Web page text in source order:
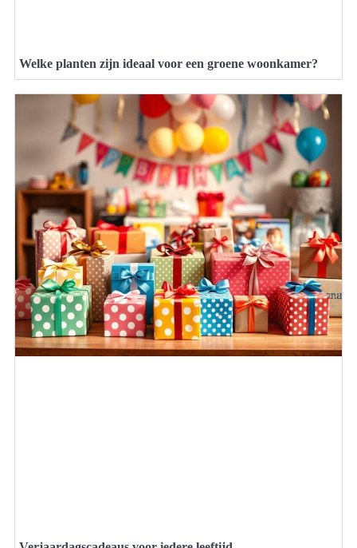
Welke planten zijn ideaal voor een groene woonkamer?